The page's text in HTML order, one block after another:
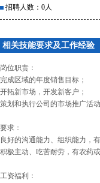
招聘人数：0人
相关技能要求及工作经验
岗位职责：
完成区域的年度销售目标；
开拓新市场，开发新客户；
策划和执行公司的市场推广活动
要求：
良好的沟通能力、组织能力，
积极主动、吃苦耐劳，有农药
工资福利：